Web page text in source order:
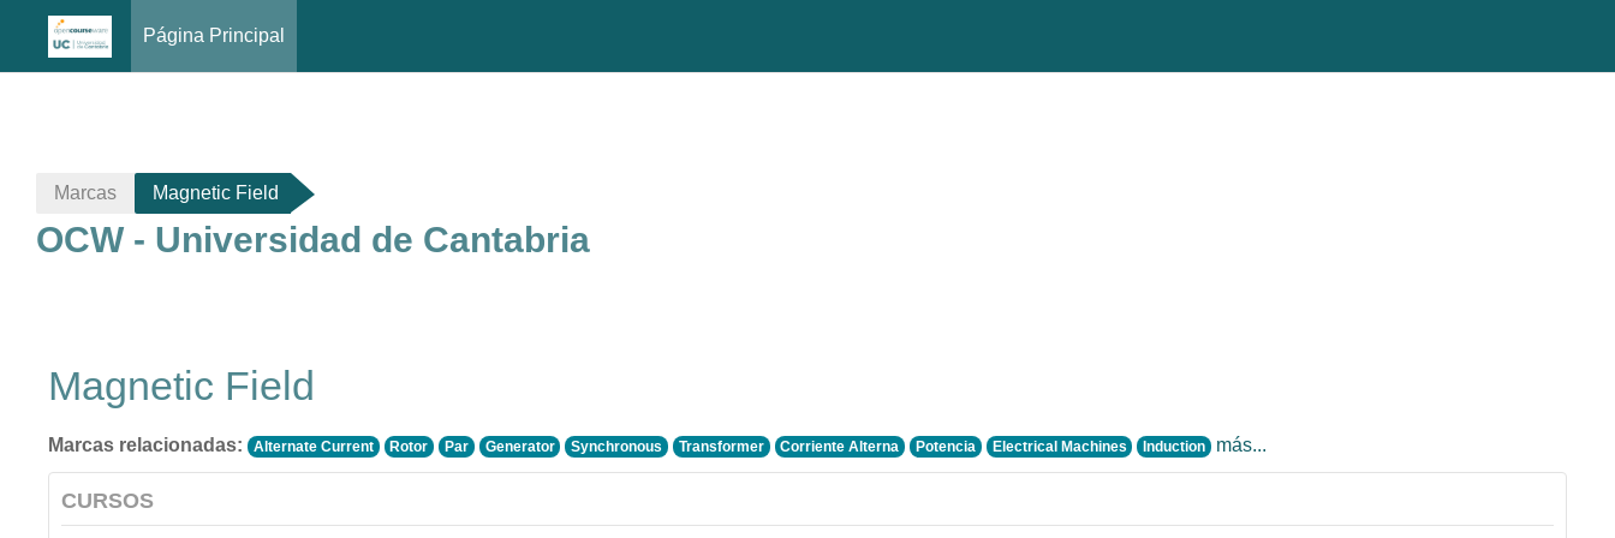
Página Principal
Marcas Magnetic Field
OCW - Universidad de Cantabria
Magnetic Field
Marcas relacionadas: Alternate Current Rotor Par Generator Synchronous Transformer Corriente Alterna Potencia Electrical Machines Induction más...
CURSOS